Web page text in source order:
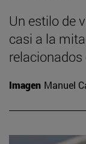
Un estilo de
casi a la
Imagen Manuel